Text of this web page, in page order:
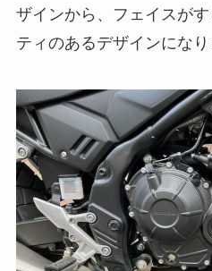
ザインから、フェイスが
ティのあるデザインになり